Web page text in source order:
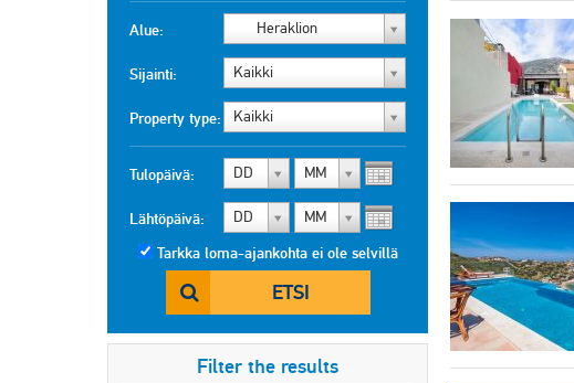
Alue: Heraklion
Sijainti: Kaikki
Property type: Kaikki
Tulopäivä: DD MM
Lähtöpäivä: DD MM
Tarkka loma-ajankohta ei ole selvillä
ETSI
Filter the results